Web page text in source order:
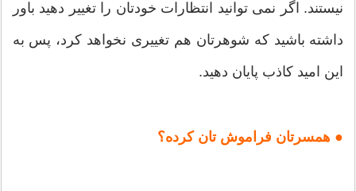
نیستند. اگر نمی توانید انتظارات خودتان را تغییر دهید باور
داشته باشید که شوهرتان هم تغییری نخواهد کرد، پس به
این امید کاذب پایان دهید.
● همسرتان فراموش تان کرده؟